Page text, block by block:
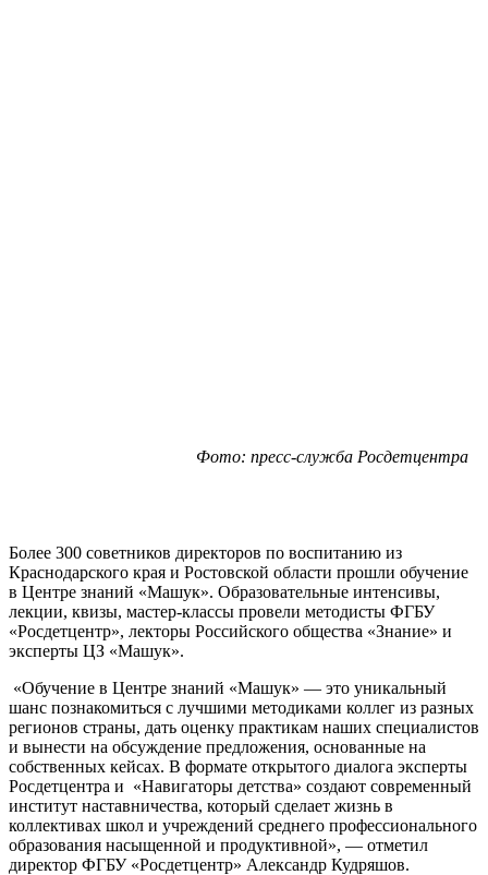
Фото: пресс-служба Росдетцентра
Более 300 советников директоров по воспитанию из
Краснодарского края и Ростовской области прошли обучение
в Центре знаний «Машук». Образовательные интенсивы,
лекции, квизы, мастер-классы провели методисты ФГБУ
«Росдетцентр», лекторы Российского общества «Знание» и
эксперты ЦЗ «Машук».
«Обучение в Центре знаний «Машук» — это уникальный
шанс познакомиться с лучшими методиками коллег из разных
регионов страны, дать оценку практикам наших специалистов
и вынести на обсуждение предложения, основанные на
собственных кейсах. В формате открытого диалога эксперты
Росдетцентра и «Навигаторы детства» создают современный
институт наставничества, который сделает жизнь в
коллективах школ и учреждений среднего профессионального
образования насыщенной и продуктивной», — отметил
директор ФГБУ «Росдетцентр» Александр Кудряшов.